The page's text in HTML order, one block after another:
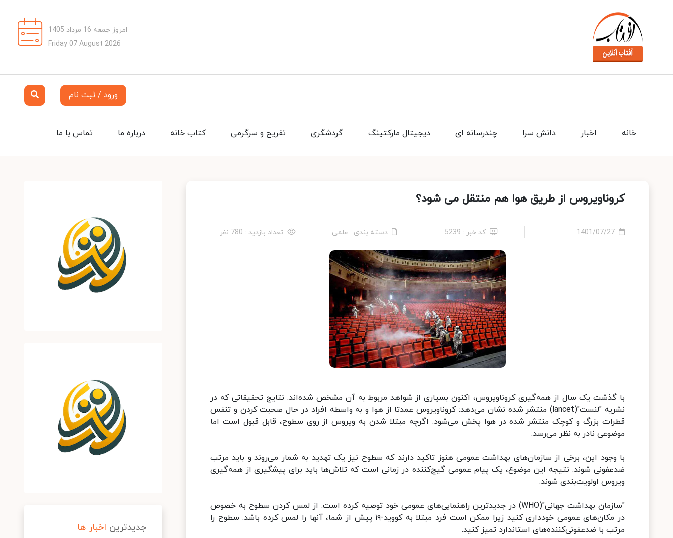
امروز جمعه 16 مرداد 1405
Friday 07 August 2026
ورود / ثبت نام
تماس با ما درباره ما کتاب خانه تفریح و سرگرمی گردشگری دیجیتال مارکتینگ چندرسانه ای دانش سرا اخبار خانه
کروناویروس از طریق هوا هم منتقل می شود؟
1401/07/27 کد خبر : 5239 دسته بندی : علمی تعداد بازدید : 780 نفر
با گذشت یک سال از همه‌گیری کروناویروس، اکنون بسیاری از شواهد مربوط به آن مشخص شده‌اند. نتایج تحقیقاتی که در
نشریه "لنست"(lancet) منتشر شده نشان می‌دهد: کروناویروس عمدتا از هوا و به واسطه افراد در حال صحبت کردن و تنفس
قطرات بزرگ و کوچک منتشر شده در هوا پخش می‌شود. اگرچه مبتلا شدن به ویروس از روی سطوح، قابل قبول است اما
موضوعی نادر به نظر می‌رسد.
با وجود این، برخی از سازمان‌های بهداشت عمومی هنوز تاکید دارند که سطوح نیز یک تهدید به شمار می‌روند و باید مرتب
ضدعفونی شوند. نتیجه این موضوع، یک پیام عمومی گیج‌کننده در زمانی است که تلاش‌ها باید برای پیشگیری از همه‌گیری
ویروس اولویت‌بندی شوند.
"سازمان بهداشت جهانی"(WHO) در جدیدترین راهنمایی‌های عمومی خود توصیه کرده است: از لمس کردن سطوح به خصوص
در مکان‌های عمومی خودداری کنید زیرا ممکن است فرد مبتلا به کووید-۱۹ پیش از شما، آنها را لمس کرده باشد. سطوح را
مرتب با ضدعفونی‌کننده‌های استاندارد تمیز کنید.
جدیدترین اخبار ها